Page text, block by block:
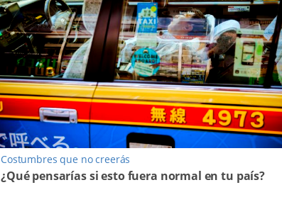
Costumbres que no creerás
¿Qué pensarías si esto fuera normal en tu país?